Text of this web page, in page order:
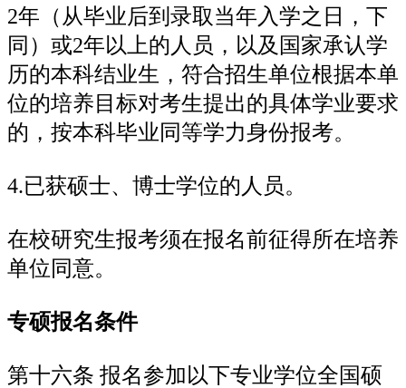
2年（从毕业后到录取当年入学之日，下
同）或2年以上的人员，以及国家承认学
历的本科结业生，符合招生单位根据本单
位的培养目标对考生提出的具体学业要求
的，按本科毕业同等学力身份报考。
4.已获硕士、博士学位的人员。
在校研究生报考须在报名前征得所在培养
单位同意。
专硕报名条件
第十六条 报名参加以下专业学位全国硕